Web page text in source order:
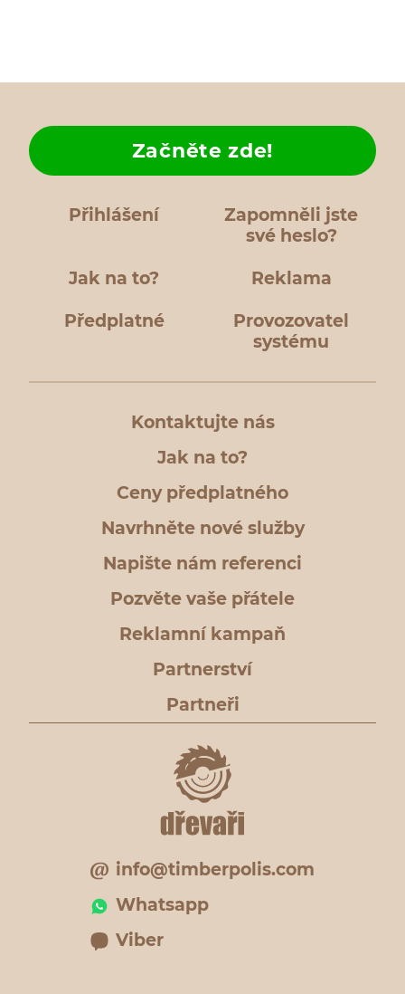
Přihlášení
Zapomněli jste
své heslo?
Jak na to?
Začněte zde!
Reklama
Předplatné
Provozovatel
systému
Kontaktujte nás
Jak na to?
Ceny předplatného
Navrhněte nové služby
Napište nám referenci
Pozvěte vaše přátele
Reklamní kampaň
Partnerství
Partneři
info@timberpolis.com
Whatsapp
Viber